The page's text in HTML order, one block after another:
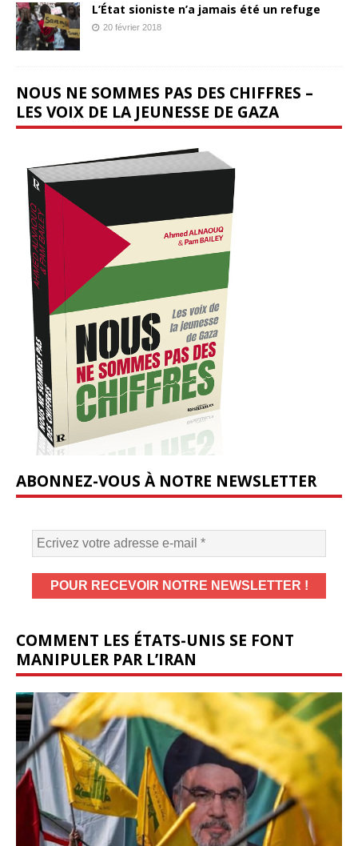
L’État sioniste n’a jamais été un refuge
20 février 2018
NOUS NE SOMMES PAS DES CHIFFRES –
LES VOIX DE LA JEUNESSE DE GAZA
ABONNEZ-VOUS À NOTRE NEWSLETTER
COMMENT LES ÉTATS-UNIS SE FONT
MANIPULER PAR L’IRAN